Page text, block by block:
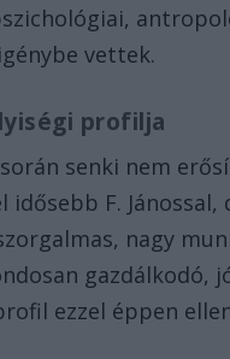
vettek.
profilja
senki nem
idősebb F.
nagy
ezzel éppen